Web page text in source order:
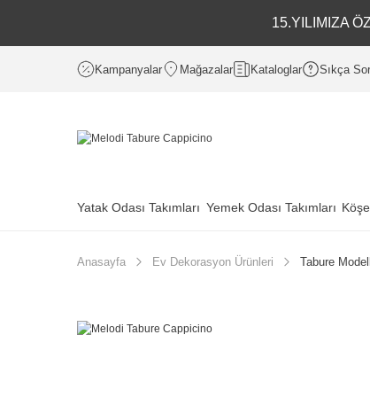
15.YILIMIZA
Kampanyalar Mağazalar Kataloglar Sıkça
Yatak Odası Takımları Yemek Odası Takımları
Anasayfa Ev Dekorasyon Ürünleri Tabure